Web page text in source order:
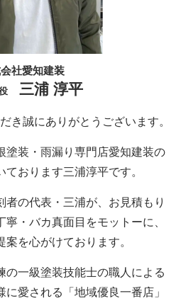
社愛知建装
三浦 淳平
き誠にありがとうございます。
塗装・雨漏り専門店愛知建装の
おります三浦淳平です。
者の代表・三浦が、お見積もり
・バカ真面目をモットーに、
を心がけております。
の一級塗装技能士の職人による
愛される「地域優良一番店」